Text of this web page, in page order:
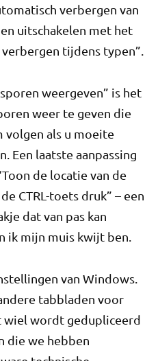
verbergen van
uitschakelen met het
tijdens typen”.
weergeven” is het
weer te geven die
volgen als u moeite
Een laatste aanpassing
de locatie van de
CTRL-toets druk” – een
dat van pas kan
ik mijn muis kwijt ben.
van Windows.
tabbladen voor
wiel wordt gedupliceerd
die we hebben